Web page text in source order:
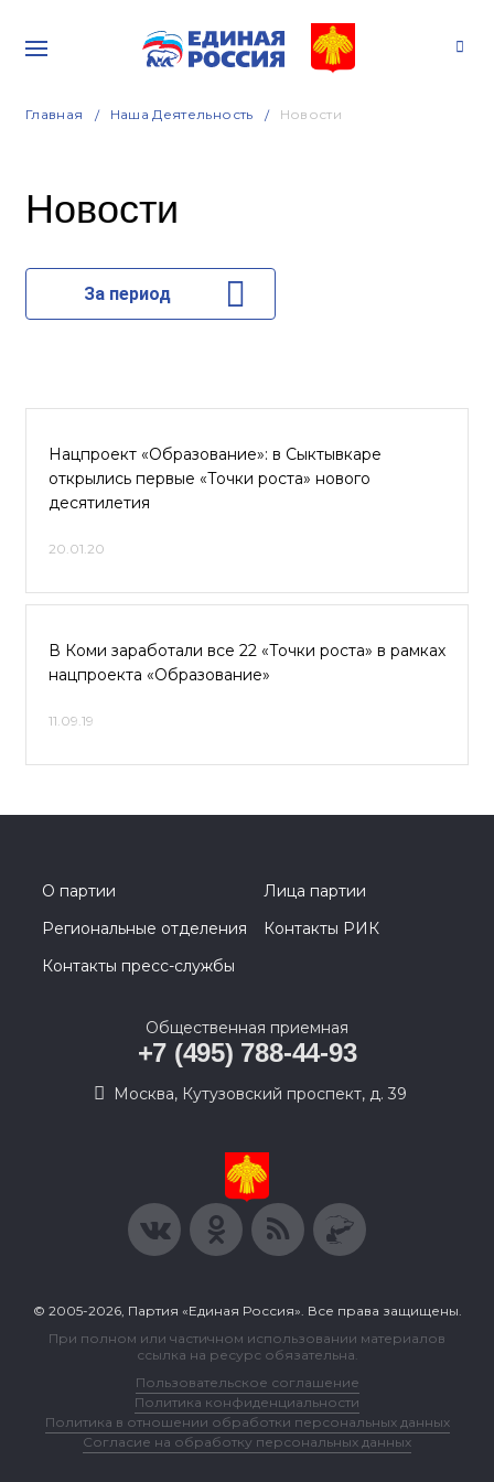
Главная Наша Деятельность Новости
Новости
За период
Нацпроект «Образование»: в Сыктывкаре
открылись первые «Точки роста» нового
десятилетия
20.01.20
В Коми заработали все 22 «Точки роста» в рамках
нацпроекта «Образование»
11.09.19
О партии
Лица партии
Региональные отделения
Контакты РИК
Контакты пресс-службы
Общественная приемная
+7 (495) 788-44-93
Москва, Кутузовский проспект, д. 39
© 2005-2026, Партия «Единая Россия». Все права защищены.
При полном или частичном использовании материалов
ссылка на ресурс обязательна.
Пользовательское соглашение
Политика конфиденциальности
Политика в отношении обработки персональных данных
Согласие на обработку персональных данных